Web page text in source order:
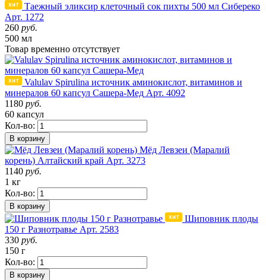
Таежный эликсир клеточный сок пихты 500 мл Сибереко
Арт. 1272
260 руб.
500 мл
Товар временно отсутствует
Valulav Spirulina источник аминокислот, витаминов и
минералов 60 капсул Сашера-Мед Арт. 4092
1180 руб.
60 капсул
Кол-во:
В корзину
Мёд Левзеи (Маралий
корень) Алтайский край Арт. 3273
1140 руб.
1 кг
Кол-во:
В корзину
Шиповник плоды
150 г Разнотравье Арт. 2583
330 руб.
150 г
Кол-во:
В корзину